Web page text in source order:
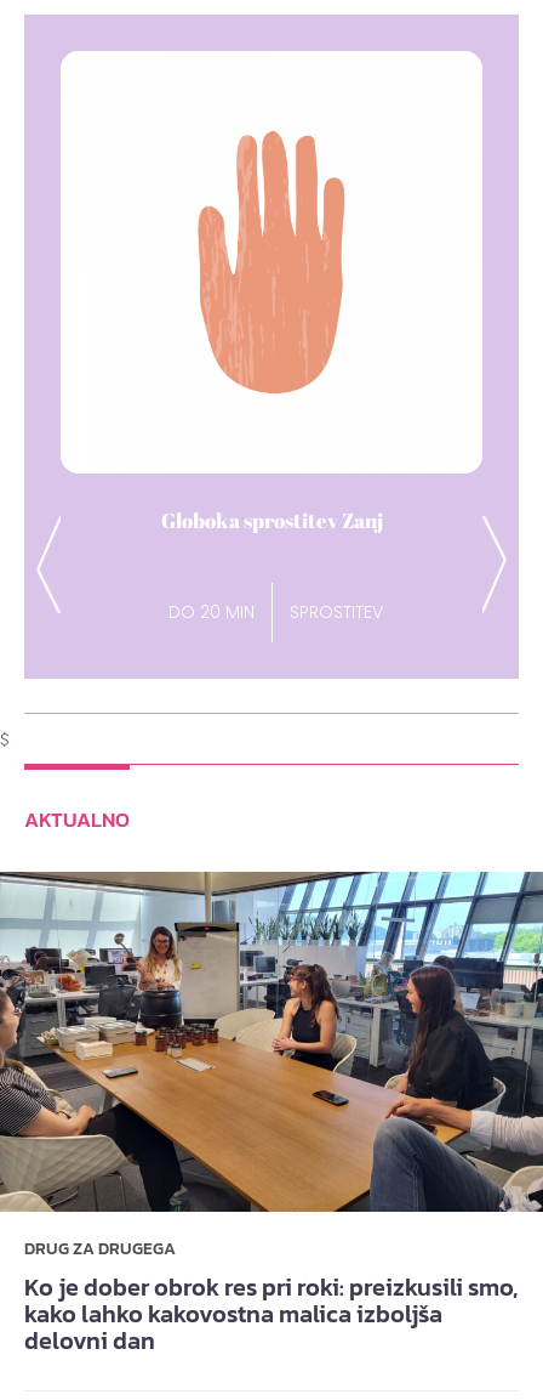
Previous
Dih pavza
DO 15 MIN ENERGIJA
Next
$
AKTUALNO
DRUG ZA DRUGEGA
Ko je dober obrok res pri roki: preizkusili smo,
kako lahko kakovostna malica izboljša
delovni dan